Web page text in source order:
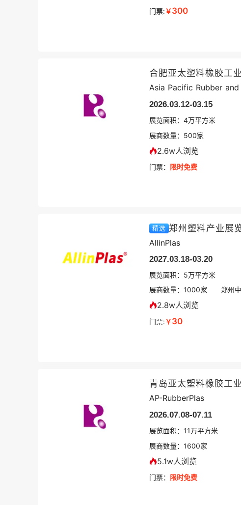
门票:￥300
合肥亚太塑料橡胶工
Asia Pacific Rubber
2026.03.12-03.15
展览面积： 4万平方米
展商数量： 500家
2.6w人浏览
门票： 限时免费
精选 郑州塑料产业展
AllinPlas
2027.03.18-03.20
展览面积： 5万平方米
展商数量： 1000家
2.8w人浏览
门票:￥30
青岛亚太塑料橡胶工
AP-RubberPlas
2026.07.08-07.11
展览面积： 11万平方米
展商数量： 1600家
5.1w人浏览
门票： 限时免费